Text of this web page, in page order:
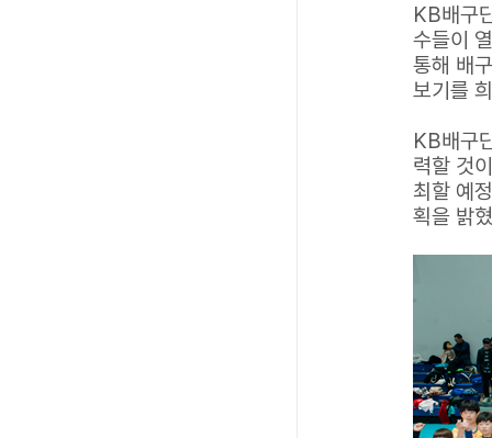
KB배구
수들이
통해 배
보기를
KB배구
력할 것
최할 예
획을 밝